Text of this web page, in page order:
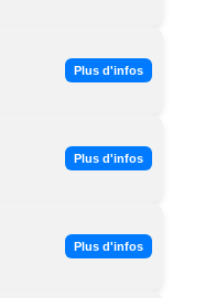
Plus d'infos
Plus d'infos
Plus d'infos